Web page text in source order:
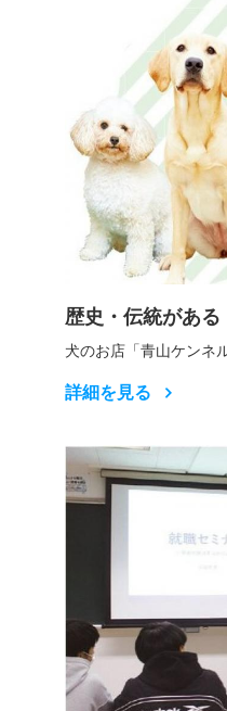
歴史・伝統がある
犬のお店「青山ケンネ
詳細を見る